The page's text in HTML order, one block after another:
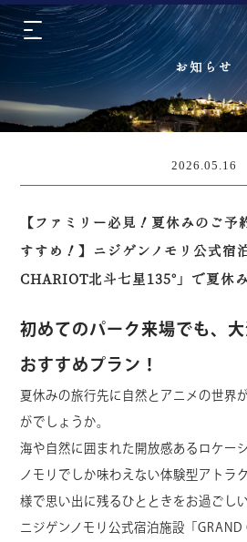
お知らせ
2026.05.16
【ファミリー必見！夏休みのご予
すすめ！】ニジゲンノモリ公式宿
CHARIOT北斗七星135°」で夏休
初めてのパーク来場でも、大
おすすめプラン！
夏休みの旅行先に自然とアニメの世界
がでしょうか。
海や自然に囲まれた開放感あるロケー
ノモリでしか味わえない体験型アトラ
様で思い出に残るひとときをお過ごし
ニジゲンノモリ公式宿泊施設「GRAND